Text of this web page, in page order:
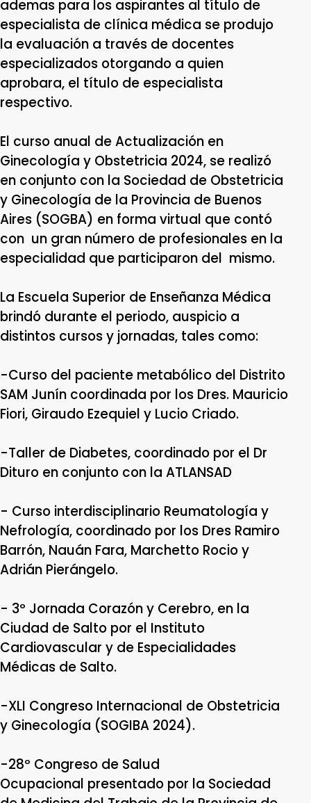
ademas para los aspirantes al título de
especialista de clínica médica se produjo
la evaluación a través de docentes
especializados otorgando a quien
aprobara, el título de especialista
respectivo.
El curso anual de Actualización en
Ginecología y Obstetricia 2024, se realizó
en conjunto con la Sociedad de Obstetricia
y Ginecología de la Provincia de Buenos
Aires (SOGBA) en forma virtual que contó
con un gran número de profesionales en la
especialidad que participaron del mismo.
La Escuela Superior de Enseñanza Médica
brindó durante el periodo, auspicio a
distintos cursos y jornadas, tales como:
-Curso del paciente metabólico del Distrito
SAM Junín coordinada por los Dres. Mauricio
Fiori, Giraudo Ezequiel y Lucio Criado.
-Taller de Diabetes, coordinado por el Dr
Dituro en conjunto con la ATLANSAD
- Curso interdisciplinario Reumatología y
Nefrología, coordinado por los Dres Ramiro
Barrón, Nauán Fara, Marchetto Rocio y
Adrián Pierángelo.
- 3º Jornada Corazón y Cerebro, en la
Ciudad de Salto por el Instituto
Cardiovascular y de Especialidades
Médicas de Salto.
-XLI Congreso Internacional de Obstetricia
y Ginecología (SOGIBA 2024).
-28º Congreso de Salud
Ocupacional presentado por la Sociedad